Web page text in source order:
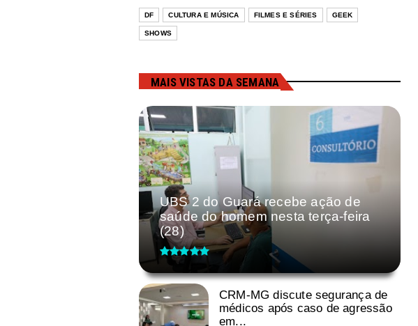
DF CULTURA E MÚSICA FILMES E SÉRIES GEEK
SHOWS
MAIS VISTAS DA SEMANA
UBS 2 do Guará recebe ação de
saúde do homem nesta terça-feira
(28)
CRM-MG discute segurança de
médicos após caso de agressão
em...